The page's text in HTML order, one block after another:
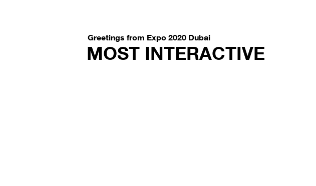
Greetings from Expo 2020 Dubai
MOST INTERACTIVE